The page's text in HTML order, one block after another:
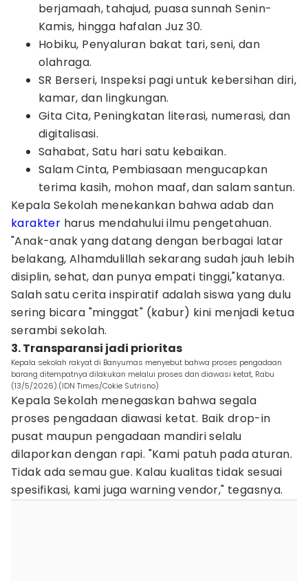
berjamaah, tahajud, puasa sunnah Senin-
Kamis, hingga hafalan Juz 30.
Hobiku, Penyaluran bakat tari, seni, dan
olahraga.
SR Berseri, Inspeksi pagi untuk kebersihan diri,
kamar, dan lingkungan.
Gita Cita, Peningkatan literasi, numerasi, dan
digitalisasi.
Sahabat, Satu hari satu kebaikan.
Salam Cinta, Pembiasaan mengucapkan
terima kasih, mohon maaf, dan salam santun.
Kepala Sekolah menekankan bahwa adab dan
karakter harus mendahului ilmu pengetahuan.
"Anak-anak yang datang dengan berbagai latar
belakang, Alhamdulillah sekarang sudah jauh lebih
disiplin, sehat, dan punya empati tinggi,"katanya.
Salah satu cerita inspiratif adalah siswa yang dulu
sering bicara "minggat" (kabur) kini menjadi ketua
serambi sekolah.
3. Transparansi jadi prioritas
Kepala sekolah rakyat di Banyumas menyebut bahwa proses pengadaan
barang ditempatnya dilakukan melalui proses dan diawasi ketat, Rabu
(13/5/2026).(IDN Times/Cokie Sutrisno)
Kepala Sekolah menegaskan bahwa segala
proses pengadaan diawasi ketat. Baik drop-in
pusat maupun pengadaan mandiri selalu
dilaporkan dengan rapi. "Kami patuh pada aturan.
Tidak ada semau gue. Kalau kualitas tidak sesuai
spesifikasi, kami juga warning vendor," tegasnya.